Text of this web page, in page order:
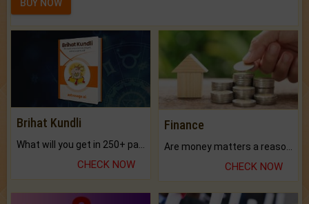
BUY NOW
Brihat Kundli
CHECK NOW
Finance
CHECK NOW